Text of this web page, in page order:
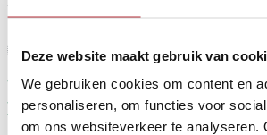
Deze website maakt gebruik van
We gebruiken cookies om content en
personaliseren, om functies voor
om ons websiteverkeer te analyseren.
1 Variant
Verblijf in onze upgrade: een
Kolasin